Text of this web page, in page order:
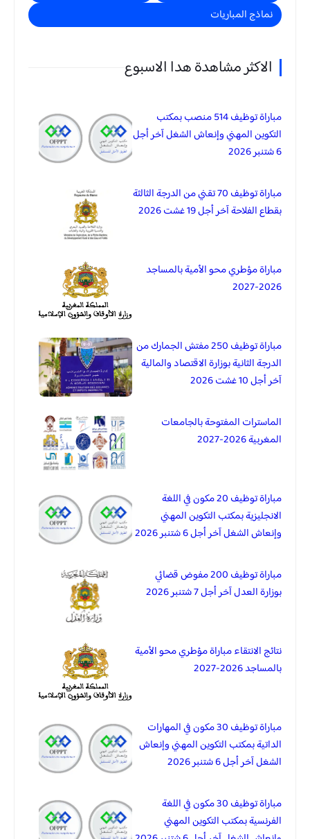
نماذج المباريات
الاكثر مشاهدة هدا الاسبوع
مباراة توظيف 514 منصب بمكتب
التكوين المهني وإنعاش الشغل آخر أجل
6 شتنبر 2026
مباراة توظيف 70 تقني من الدرجة الثالثة
بقطاع الفلاحة آخر أجل 19 غشت 2026
مباراة مؤطري محو الأمية بالمساجد
2026-2027
مباراة توظيف 250 مفتش الجمارك من
الدرجة الثانية بوزارة الاقتصاد والمالية
آخر أجل 10 غشت 2026
الماسترات المفتوحة بالجامعات
المغربية 2026-2027
مباراة توظيف 20 مكون في اللغة
الانجليزية بمكتب التكوين المهني
وإنعاش الشغل آخر أجل 6 شتنبر 2026
مباراة توظيف 200 مفوض قضائي
بوزارة العدل آخر أجل 7 شتنبر 2026
نتائج الانتقاء مباراة مؤطري محو الأمية
بالمساجد 2026-2027
مباراة توظيف 30 مكون في المهارات
الداتية بمكتب التكوين المهني وإنعاش
الشغل آخر أجل 6 شتنبر 2026
مباراة توظيف 30 مكون في اللغة
الفرنسية بمكتب التكوين المهني